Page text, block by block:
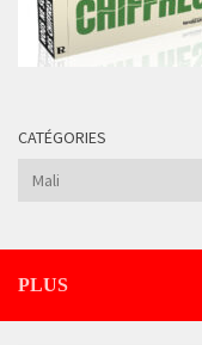
CATÉGORIES
Catégories
PLUS